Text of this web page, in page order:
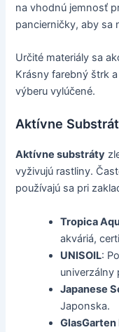
na vhodnú jemnosť
pancierničky, aby sa
Určité materiály sa
Krásny farebný štrk
výberu vylúčené.
Aktívne
Aktívne substráty
vyživujú rastliny.
používajú sa pri
Tropica
akváriá,
UNISOIL:
univerzálny
Japanese
Japonska.